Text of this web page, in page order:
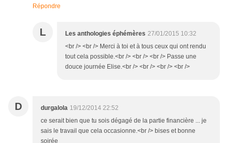
Répondre
L Les anthologies éphémères 27/01/2015 10:32
<br /> <br /> Merci à toi et à tous ceux qui ont rendu
tout cela possible.<br /> <br /> <br /> Passe une
douce journée Elise.<br /> <br /> <br /> <br />
D durgalola 19/12/2014 22:52
ce serait bien que tu sois dégagé de la partie financière ... je
sais le travail que cela occasionne.<br /> bises et bonne
soirée